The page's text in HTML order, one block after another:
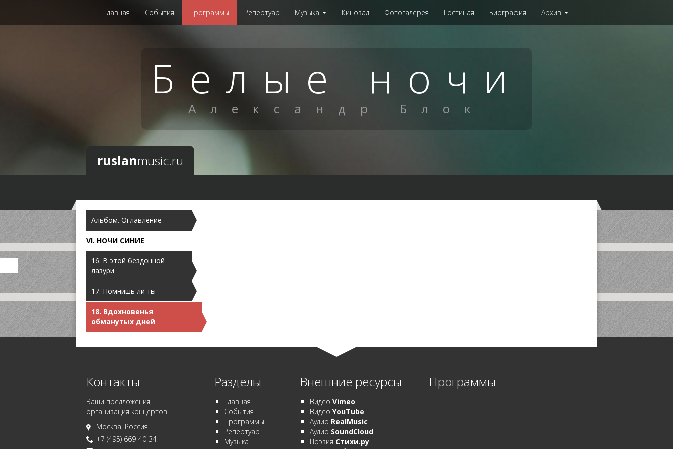
Главная События Программы Репертуар Музыка Кинозал Фотогалерея Гостиная Биография Архив
Белые ночи
Александр Блок
ruslanmusic.ru
Альбом. Оглавление
VI. НОЧИ СИНИЕ
16. В этой бездонной
лазури
17. Помнишь ли ты
18. Вдохновенья
обманутых дней
Контакты
Ваши предложения,
организация концертов
Москва, Россия
+7 (495) 669-40-34
Разделы
Главная
События
Программы
Репертуар
Музыка
Внешние ресурсы
ВидеоVimeo
ВидеоYouTube
Аудио RealMusic
Аудио SoundCloud
Поэзия Стихи.ру
Программы